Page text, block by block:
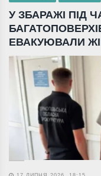
У ЗБАРАЖІ ПІД
ЕВАКУЮВАЛИ